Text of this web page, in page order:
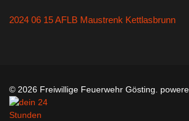
2024 06 15 AFLB Maustrenk Kettlasbrunn
© 2026 Freiwillige Feuerwehr Gösting.